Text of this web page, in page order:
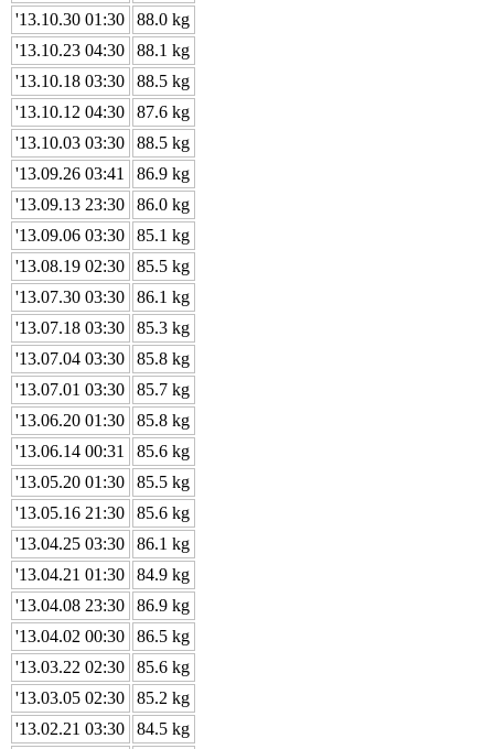
'13.10.30 01:30
88.0 kg
'13.10.23 04:30
88.1 kg
'13.10.18 03:30
88.5 kg
'13.10.12 04:30
87.6 kg
'13.10.03 03:30
88.5 kg
'13.09.26 03:41
86.9 kg
'13.09.13 23:30
86.0 kg
'13.09.06 03:30
85.1 kg
'13.08.19 02:30
85.5 kg
'13.07.30 03:30
86.1 kg
'13.07.18 03:30
85.3 kg
'13.07.04 03:30
85.8 kg
'13.07.01 03:30
85.7 kg
'13.06.20 01:30
85.8 kg
'13.06.14 00:31
85.6 kg
'13.05.20 01:30
85.5 kg
'13.05.16 21:30
85.6 kg
'13.04.25 03:30
86.1 kg
'13.04.21 01:30
84.9 kg
'13.04.08 23:30
86.9 kg
'13.04.02 00:30
86.5 kg
'13.03.22 02:30
85.6 kg
'13.03.05 02:30
85.2 kg
'13.02.21 03:30
84.5 kg